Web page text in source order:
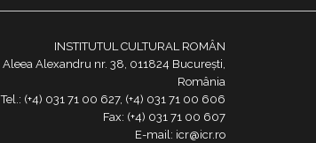
INSTITUTUL CULTURAL ROMÂN
Aleea Alexandru nr. 38, 011824 București,
România
Tel.: (+4) 031 71 00 627, (+4) 031 71 00 606
Fax: (+4) 031 71 00 607
E-mail: icr@icr.ro